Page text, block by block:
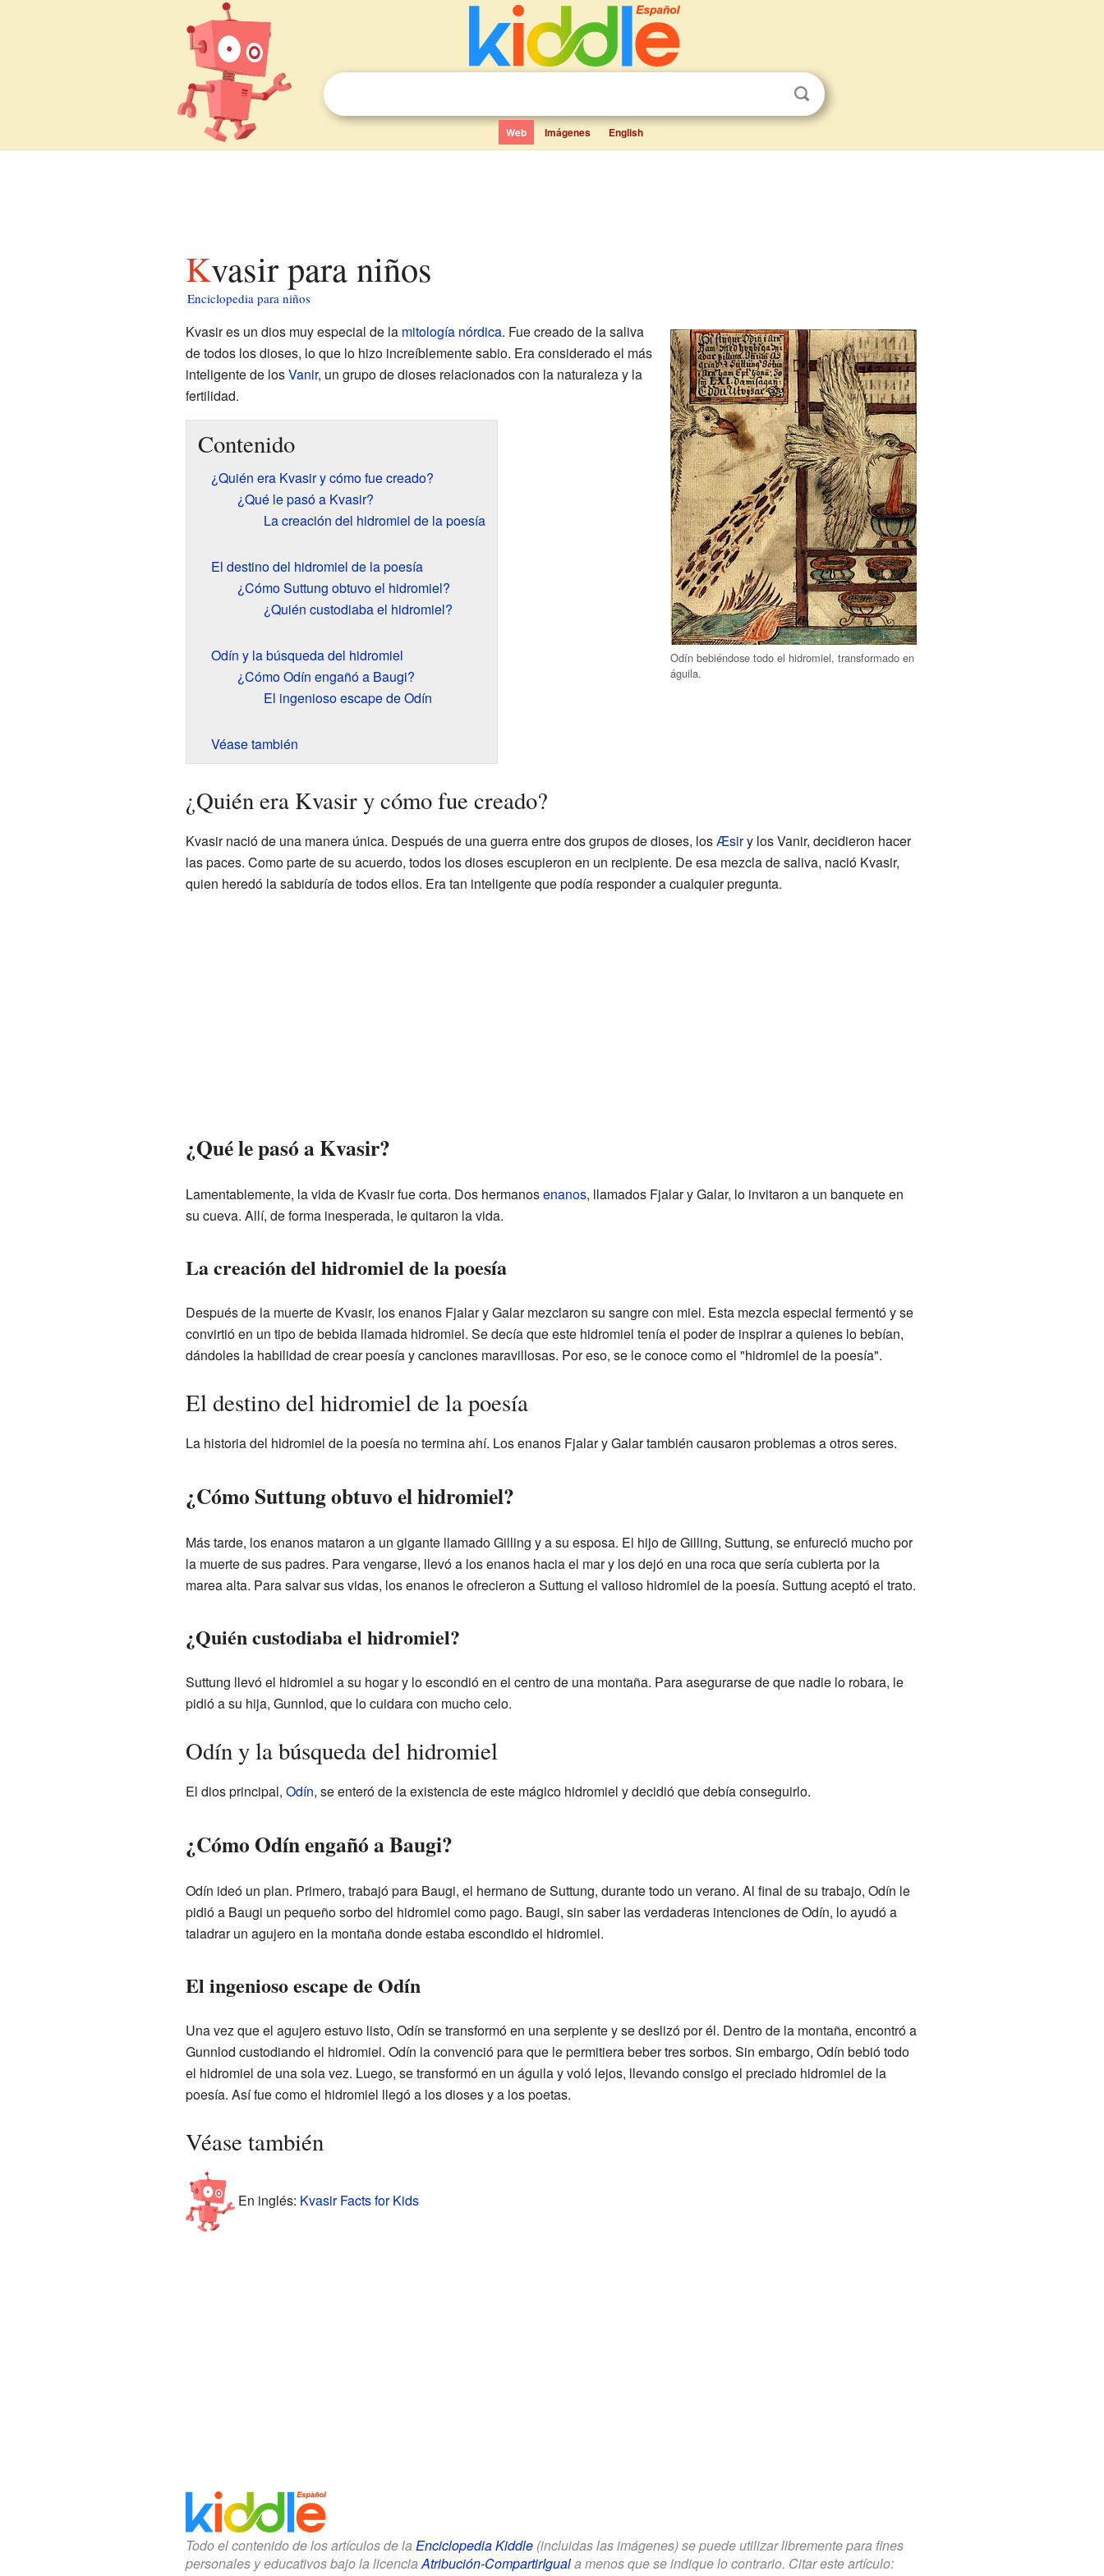
Web Imágenes English
Kvasir para niños
Enciclopedia para niños
Odín bebiéndose todo el hidromiel, transformado en
águila.
Kvasir es un dios muy especial de la mitología nórdica. Fue creado de la saliva
de todos los dioses, lo que lo hizo increíblemente sabio. Era considerado el más
inteligente de losVanir, un grupo de dioses relacionados con la naturaleza y la
fertilidad.
Contenido
¿Quién era Kvasir y cómo fue creado?
¿Qué le pasó a Kvasir?
La creación del hidromiel de la poesía
El destino del hidromiel de la poesía
¿Cómo Suttung obtuvo el hidromiel?
¿Quién custodiaba el hidromiel?
Odín y la búsqueda del hidromiel
¿Cómo Odín engañó a Baugi?
El ingenioso escape de Odín
Véase también
¿Quién era Kvasir y cómo fue creado?
Kvasir nació de una manera única. Después de una guerra entre dos grupos de dioses, losÆsiry los Vanir, decidieron hacer
las paces. Como parte de su acuerdo, todos los dioses escupieron en un recipiente. De esa mezcla de saliva, nació Kvasir,
quien heredó la sabiduría de todos ellos. Era tan inteligente que podía responder a cualquier pregunta.
¿Qué le pasó a Kvasir?
Lamentablemente, la vida de Kvasir fue corta. Dos hermanosenanos, llamados Fjalar y Galar, lo invitaron a un banquete en
su cueva. Allí, de forma inesperada, le quitaron la vida.
La creación del hidromiel de la poesía
Después de la muerte de Kvasir, los enanos Fjalar y Galar mezclaron su sangre con miel. Esta mezcla especial fermentó y se
convirtió en un tipo de bebida llamada hidromiel. Se decía que este hidromiel tenía el poder de inspirar a quienes lo bebían,
dándoles la habilidad de crear poesía y canciones maravillosas. Por eso, se le conoce como el "hidromiel de la poesía".
El destino del hidromiel de la poesía
La historia del hidromiel de la poesía no termina ahí. Los enanos Fjalar y Galar también causaron problemas a otros seres.
¿Cómo Suttung obtuvo el hidromiel?
Más tarde, los enanos mataron a un gigante llamado Gilling y a su esposa. El hijo de Gilling, Suttung, se enfureció mucho por
la muerte de sus padres. Para vengarse, llevó a los enanos hacia el mar y los dejó en una roca que sería cubierta por la
marea alta. Para salvar sus vidas, los enanos le ofrecieron a Suttung el valioso hidromiel de la poesía. Suttung aceptó el trato.
¿Quién custodiaba el hidromiel?
Suttung llevó el hidromiel a su hogar y lo escondió en el centro de una montaña. Para asegurarse de que nadie lo robara, le
pidió a su hija, Gunnlod, que lo cuidara con mucho celo.
Odín y la búsqueda del hidromiel
El dios principal, Odín, se enteró de la existencia de este mágico hidromiel y decidió que debía conseguirlo.
¿Cómo Odín engañó a Baugi?
Odín ideó un plan. Primero, trabajó para Baugi, el hermano de Suttung, durante todo un verano. Al final de su trabajo, Odín le
pidió a Baugi un pequeño sorbo del hidromiel como pago. Baugi, sin saber las verdaderas intenciones de Odín, lo ayudó a
taladrar un agujero en la montaña donde estaba escondido el hidromiel.
El ingenioso escape de Odín
Una vez que el agujero estuvo listo, Odín se transformó en una serpiente y se deslizó por él. Dentro de la montaña, encontró a
Gunnlod custodiando el hidromiel. Odín la convenció para que le permitiera beber tres sorbos. Sin embargo, Odín bebió todo
el hidromiel de una sola vez. Luego, se transformó en un águila y voló lejos, llevando consigo el preciado hidromiel de la
poesía. Así fue como el hidromiel llegó a los dioses y a los poetas.
Véase también
En inglés: Kvasir Facts for Kids
Todo el contenido de los artículos de la Enciclopedia Kiddle(incluidas las imágenes) se puede utilizar libremente para fines
personales y educativos bajo la licenciaAtribución-CompartirIguala menos que se indique lo contrario. Citar este artículo: